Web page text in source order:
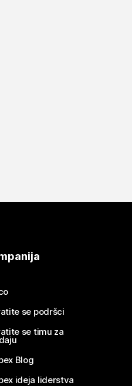
se podršci
se timu za
Blog
ideja liderstva